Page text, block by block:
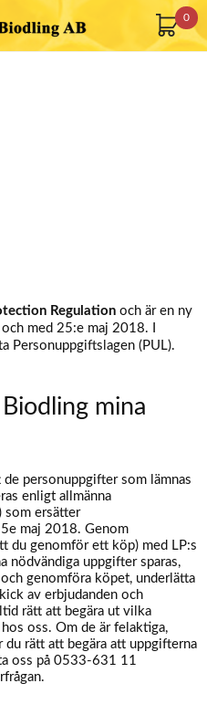
0
Regulation och är en ny
med 25:e maj 2018.
Personuppgiftslagen (PUL).
mina
personuppgifter som lämnas
enligt allmänna
som ersätter
maj 2018. Genom
du genomför ett köp) med LP:s
nödvändiga uppgifter sparas,
genomföra köpet, underlätta
av erbjudanden och
rätt att begära ut vilka
oss. Om de är felaktiga,
rätt att begära att uppgifterna
oss på 0533-631 11